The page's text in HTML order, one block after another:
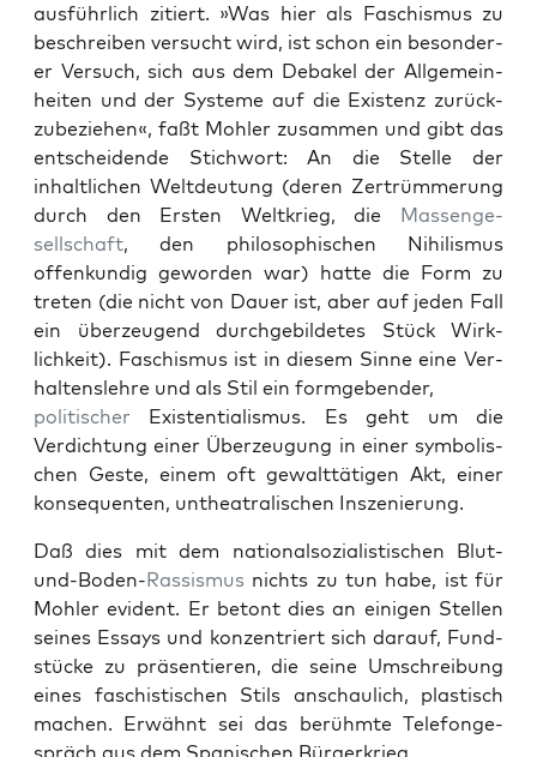
aus­führlich zitiert. »Was hier als Faschis­mus zu
beschreiben ver­sucht wird, ist schon ein beson­der­
er Ver­such, sich aus dem Debakel der All­ge­mein­
heit­en und der Sys­teme auf die Exis­tenz zurück­
zubeziehen«, faßt Mohler zusam­men und gibt das
entschei­dende Stich­wort: An die Stelle der
inhaltlichen Welt­deu­tung (deren Zertrüm­merung
durch den Ersten Weltkrieg, die Mas­sen­ge­
sellschaft, den philosophis­chen Nihilis­mus
offenkundig gewor­den war) hat­te die Form zu
treten (die nicht von Dauer ist, aber auf jeden Fall
ein überzeu­gend durchge­bildetes Stück Wirk­
lichkeit). Faschis­mus ist in diesem Sinne eine Ver­
hal­tenslehre und als Stil ein for­mgeben­der,
poli­tis­ch­er Exis­ten­tial­is­mus. Es geht um die
Verdich­tung ein­er Überzeu­gung in ein­er sym­bol­is­
chen Geste, einem oft gewalt­täti­gen Akt, ein­er
kon­se­quenten, unthe­atralis­chen Insze­nierung.
Daß dies mit dem nation­al­sozial­is­tis­chen Blut-
und-Boden-Ras­sis­mus nichts zu tun habe, ist für
Mohler evi­dent. Er betont dies an eini­gen Stellen
seines Essays und konzen­tri­ert sich darauf, Fund­
stücke zu präsen­tieren, die seine Umschrei­bung
eines faschis­tis­chen Stils anschaulich, plas­tisch
machen. Erwäh­nt sei das berühmte Tele­fonge­
spräch aus dem Spanis­chen Bürg­erkrieg